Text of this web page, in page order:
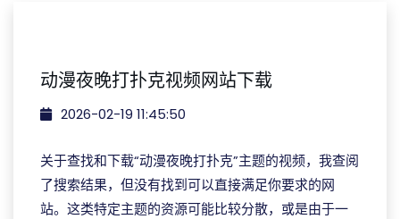
动漫夜晚打扑克视频网站下载
2026-02-19 11:45:50
关于查找和下载“动漫夜晚打扑克”主题的视频，我查阅
了搜索结果，但没有找到可以直接满足你要求的网
站。这类特定主题的资源可能比较分散，或是由于一